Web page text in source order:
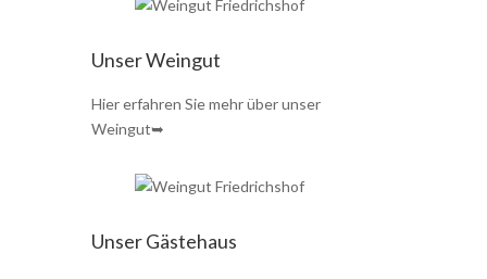
Unser Weingut
Hier erfahren Sie mehr über unser
Weingut➥
Unser Gästehaus